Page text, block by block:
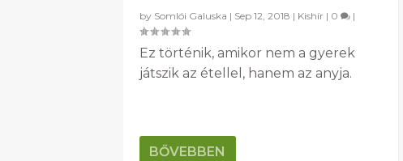
by Somlói Galuska | Sep 12, 2018 | Kishír | 0 |
Ez történik, amikor nem a gyerek
játszik az étellel, hanem az anyja.
BŐVEBBEN